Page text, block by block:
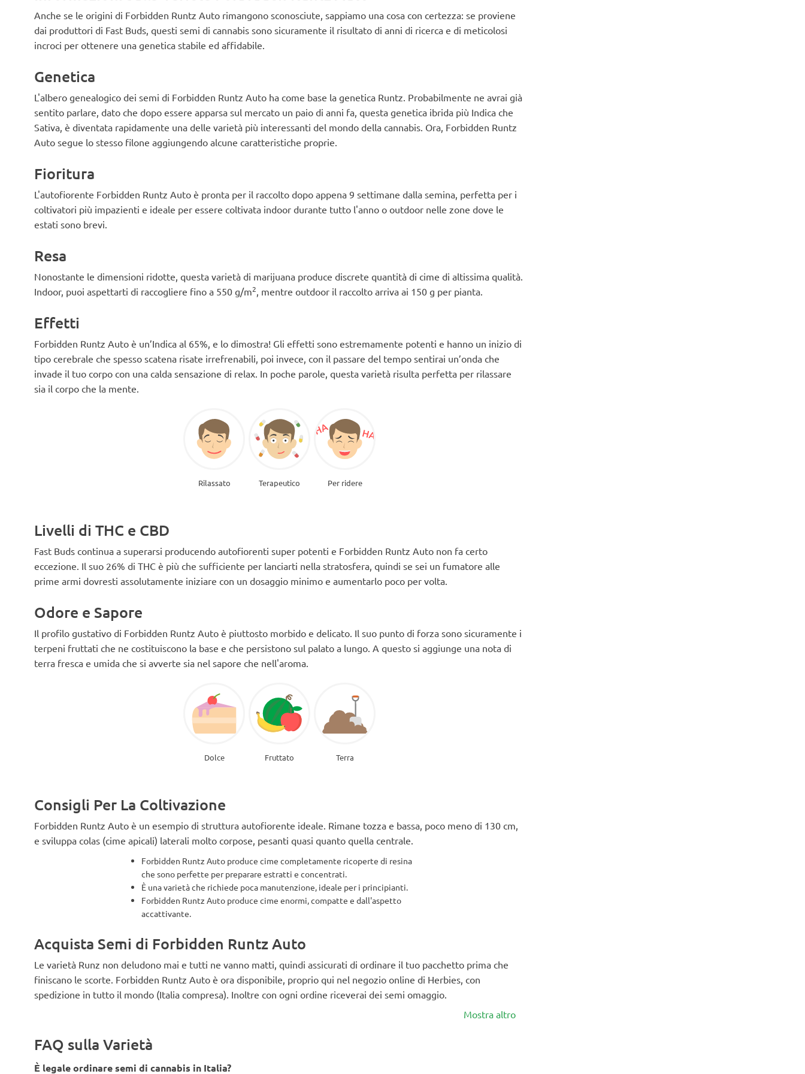
ha reso creativo alcune volte. Dopo
un po' di tempo inizi a sentirlo il
potere sedativo entra in gioco ma
non è così forte da bloccarmi sì, può
coltivatori una buona crescita!!!
da cima a fondo. Sicuramente sarà
buonissima, non vedo l'ora di
provarla. ❤️
Anche se le origini di Forbidden Runtz Auto rimangono sconosciute, sappiamo una cosa con certezza: se proviene
dai produttori di Fast Buds, questi semi di cannabis sono sicuramente il risultato di anni di ricerca e di meticolosi
incroci per ottenere una genetica stabile ed affidabile.
Genetica
L'albero genealogico dei semi di Forbidden Runtz Auto ha come base la genetica Runtz. Probabilmente ne avrai già
sentito parlare, dato che dopo essere apparsa sul mercato un paio di anni fa, questa genetica ibrida più Indica che
Sativa, è diventata rapidamente una delle varietà più interessanti del mondo della cannabis. Ora, Forbidden Runtz
Auto segue lo stesso filone aggiungendo alcune caratteristiche proprie.
Fioritura
L'autofiorente Forbidden Runtz Auto è pronta per il raccolto dopo appena 9 settimane dalla semina, perfetta per i
coltivatori più impazienti e ideale per essere coltivata indoor durante tutto l'anno o outdoor nelle zone dove le
estati sono brevi.
Resa
Nonostante le dimensioni ridotte, questa varietà di marijuana produce discrete quantità di cime di altissima qualità.
Indoor, puoi aspettarti di raccogliere fino a 550 g/m2 , mentre outdoor il raccolto arriva ai 150 g per pianta.
Effetti
Forbidden Runtz Auto è un’Indica al 65%, e lo dimostra! Gli effetti sono estremamente potenti e hanno un inizio di
tipo cerebrale che spesso scatena risate irrefrenabili, poi invece, con il passare del tempo sentirai un’onda che
invade il tuo corpo con una calda sensazione di relax. In poche parole, questa varietà risulta perfetta per rilassare
sia il corpo che la mente.
Rilassato Terapeutico Per ridere
Livelli di THC e CBD
Fast Buds continua a superarsi producendo autofiorenti super potenti e Forbidden Runtz Auto non fa certo
eccezione. Il suo 26% di THC è più che sufficiente per lanciarti nella stratosfera, quindi se sei un fumatore alle
prime armi dovresti assolutamente iniziare con un dosaggio minimo e aumentarlo poco per volta.
Odore e Sapore
Il profilo gustativo di Forbidden Runtz Auto è piuttosto morbido e delicato. Il suo punto di forza sono sicuramente i
terpeni fruttati che ne costituiscono la base e che persistono sul palato a lungo. A questo si aggiunge una nota di
terra fresca e umida che si avverte sia nel sapore che nell'aroma.
Dolce Fruttato Terra
Consigli Per La Coltivazione
Forbidden Runtz Auto è un esempio di struttura autofiorente ideale. Rimane tozza e bassa, poco meno di 130 cm,
e sviluppa colas (cime apicali) laterali molto corpose, pesanti quasi quanto quella centrale.
Forbidden Runtz Auto produce cime completamente ricoperte di resina
che sono perfette per preparare estratti e concentrati.
È una varietà che richiede poca manutenzione, ideale per i principianti.
Forbidden Runtz Auto produce cime enormi, compatte e dall'aspetto
accattivante.
Acquista Semi di Forbidden Runtz Auto
Le varietà Runz non deludono mai e tutti ne vanno matti, quindi assicurati di ordinare il tuo pacchetto prima che
finiscano le scorte. Forbidden Runtz Auto è ora disponibile, proprio qui nel negozio online di Herbies, con
spedizione in tutto il mondo (Italia compresa). Inoltre con ogni ordine riceverai dei semi omaggio.
Mostra altro
FAQ sulla Varietà
È legale ordinare semi di cannabis in Italia?